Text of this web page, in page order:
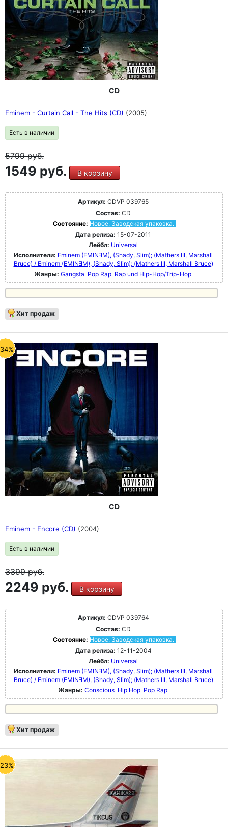
CD
Eminem - Curtain Call - The Hits (CD) (2005)
Есть в наличии
5799руб.
1549 руб. В корзину
Артикул: CDVP 039765
Состав: CD
Состояние: Новое. Заводская упаковка.
Дата релиза: 15-07-2011
Лейбл: Universal
Исполнители: Eminem (EMINƎM), (Shady, Slim); (Mathers III, Marshall
Bruce) / Eminem (EMINƎM), (Shady, Slim); (Mathers III, Marshall Bruce)
Жанры: Gangsta Pop Rap Rap und Hip-Hop/Trip-Hop
Хит продаж
CD
Eminem - Encore (CD) (2004)
Есть в наличии
3399руб.
2249 руб. В корзину
Артикул: CDVP 039764
Состав: CD
Состояние: Новое. Заводская упаковка.
Дата релиза: 12-11-2004
Лейбл: Universal
Исполнители: Eminem (EMINƎM), (Shady, Slim); (Mathers III, Marshall
Bruce) / Eminem (EMINƎM), (Shady, Slim); (Mathers III, Marshall Bruce)
Жанры: Conscious Hip Hop Pop Rap
Хит продаж